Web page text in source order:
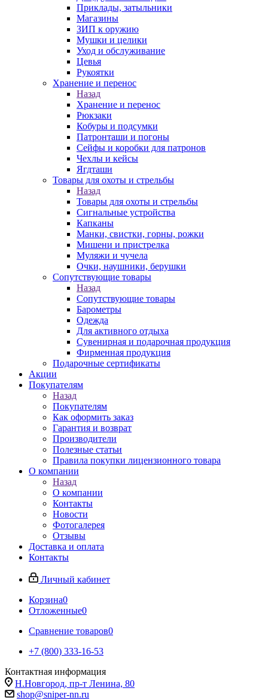
Приклады, затыльники
Магазины
ЗИП к оружию
Мушки и целики
Уход и обслуживание
Цевья
Рукоятки
Хранение и перенос
Назад
Хранение и перенос
Рюкзаки
Кобуры и подсумки
Патронташи и погоны
Сейфы и коробки для патронов
Чехлы и кейсы
Ягдташи
Товары для охоты и стрельбы
Назад
Товары для охоты и стрельбы
Сигнальные устройства
Капканы
Манки, свистки, горны, рожки
Мишени и пристрелка
Муляжи и чучела
Очки, наушники, берушки
Сопутствующие товары
Назад
Сопутствующие товары
Барометры
Одежда
Для активного отдыха
Сувенирная и подарочная продукция
Фирменная продукция
Подарочные сертификаты
Акции
Покупателям
Назад
Покупателям
Как оформить заказ
Гарантия и возврат
Производители
Полезные статьи
Правила покупки лицензионного товара
О компании
Назад
О компании
Контакты
Новости
Фотогалерея
Отзывы
Доставка и оплата
Контакты
Личный кабинет
Корзина0
Отложенные0
Сравнение товаров0
+7 (800) 333-16-53
Контактная информация
Н.Новгород, пр-т Ленина, 80
shop@sniper-nn.ru